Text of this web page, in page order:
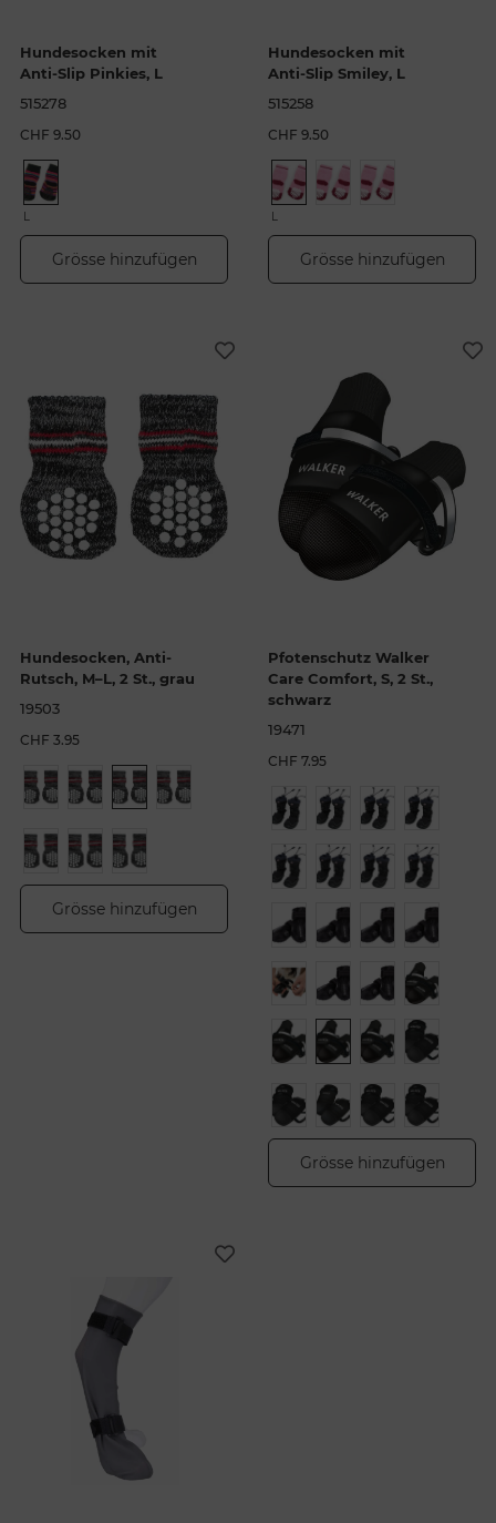
Hundesocken mit
Anti-Slip Pinkies, L
515278
CHF 9.50
L
Grösse hinzufügen
Hundesocken mit
Anti-Slip Smiley, L
515258
CHF 9.50
L
Grösse hinzufügen
Hundesocken, Anti-
Rutsch, M–L, 2 St., grau
19503
CHF 3.95
Grösse hinzufügen
Pfotenschutz Walker
Care Comfort, S, 2 St.,
schwarz
19471
CHF 7.95
Grösse hinzufügen